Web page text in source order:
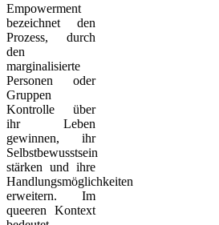
Empowerment
bezeichnet den
Prozess, durch
den
marginalisierte
Personen oder
Gruppen
Kontrolle über
ihr Leben
gewinnen, ihr
Selbstbewusstsein
stärken und ihre
Handlungsmöglichkeiten
erweitern. Im
queeren Kontext